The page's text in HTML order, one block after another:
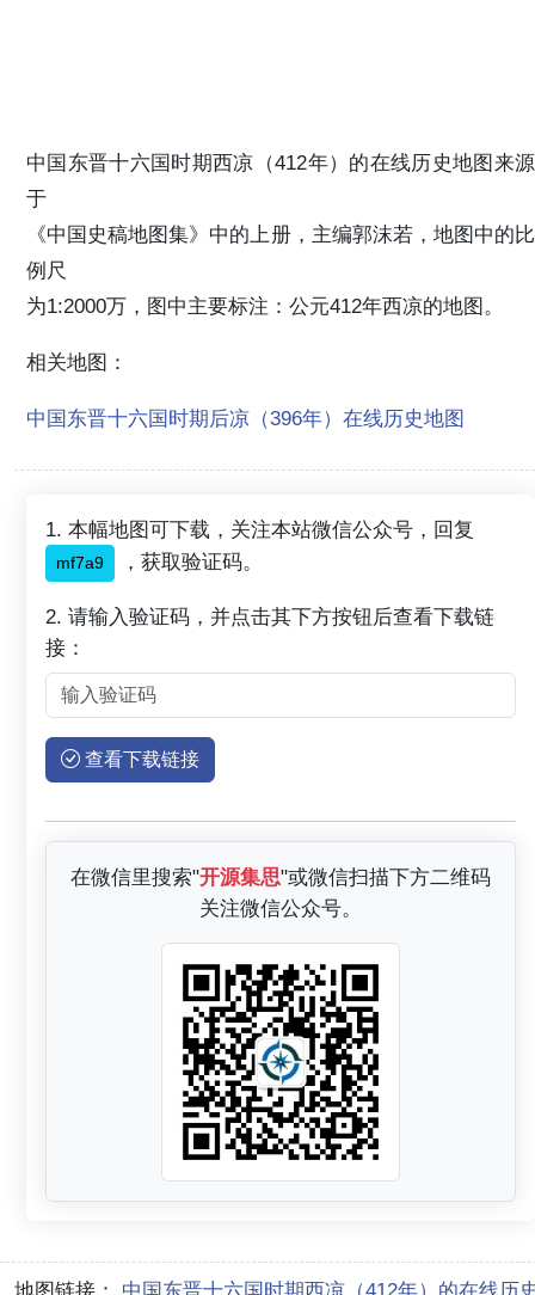
中国东晋十六国时期西凉（412年）的在线历史地图来源
于
《中国史稿地图集》中的上册，主编郭沫若，地图中的比
例尺
为1:2000万，图中主要标注：公元412年西凉的地图。
相关地图：
中国东晋十六国时期后凉（396年）在线历史地图
1. 本幅地图可下载，关注本站微信公众号，回复
mf7a9 ，获取验证码。
2. 请输入验证码，并点击其下方按钮后查看下载链
接：
查看下载链接
在微信里搜索"开源集思"或微信扫描下方二维码
关注微信公众号。
地图链接： 中国东晋十六国时期西凉（412年）的在线历